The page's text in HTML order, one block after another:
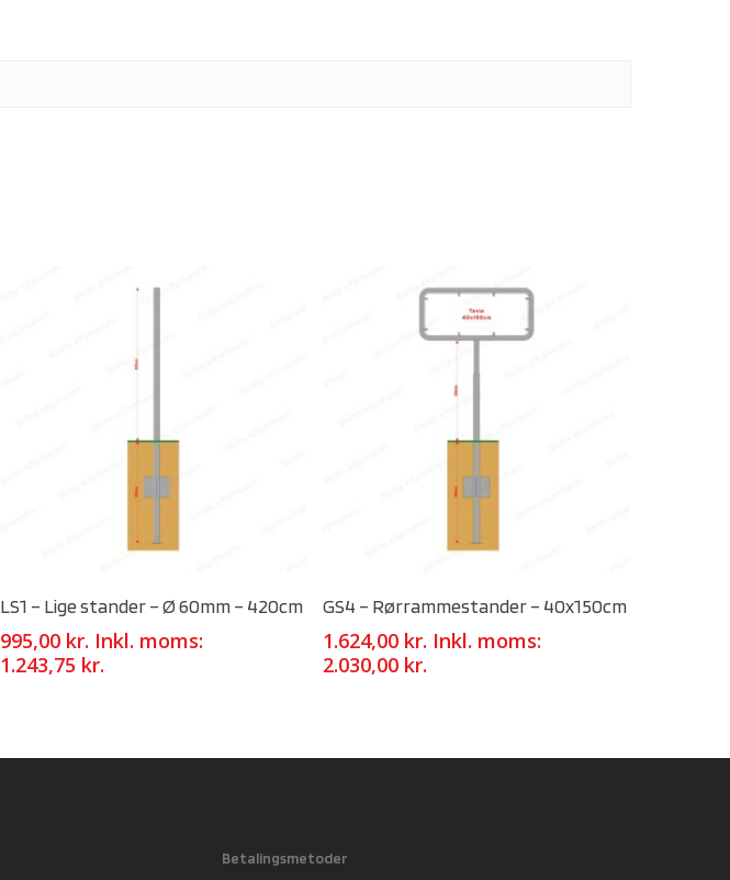
LS1 – Lige stander – Ø 60mm – 420cm
995,00 kr. Inkl. moms:
1.243,75 kr.
GS4 – Rørrammestander – 40x150cm
1.624,00 kr. Inkl. moms:
2.030,00 kr.
Betalingsmetoder